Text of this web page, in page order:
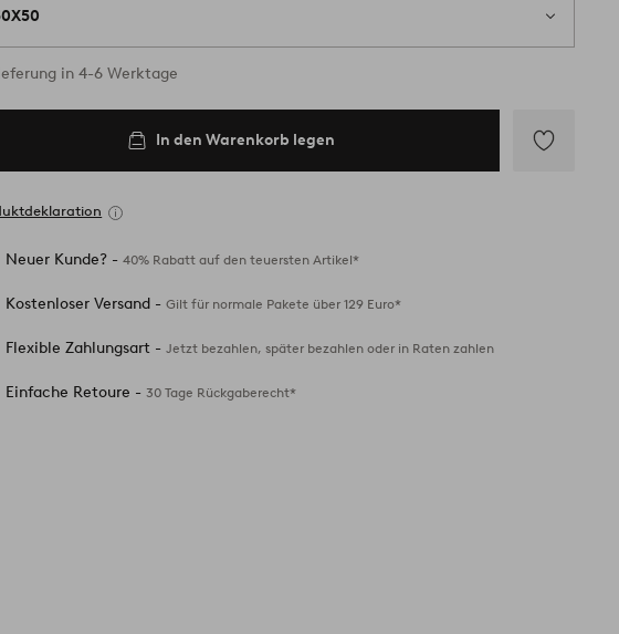
in 4-6 Werktage
In den Warenkorb legen
Neuer Kunde? -40% Rabatt auf den teuersten Artikel*
Kostenloser Versand -Gilt für normale Pakete über 129 Euro*
Flexible Zahlungsart -Jetzt bezahlen, später bezahlen oder in Raten zahlen
Einfache Retoure -30 Tage Rückgaberecht*